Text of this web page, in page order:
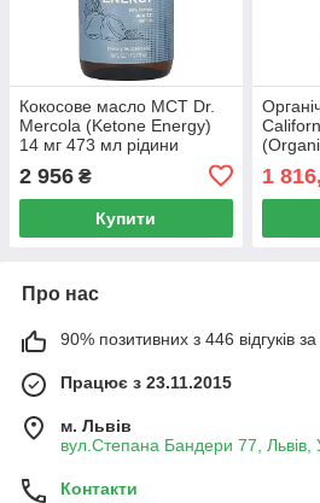
Кокосове масло MCT Dr.
Mercola (Ketone Energy)
14 мг 473 мл рідини
2 956 ₴
Купити
1
Про нас
90% позитивних з 446 відгуків за
Працює з 23.11.2015
м. Львів
вул.Степана Бандери 77, Львів,
Контакти